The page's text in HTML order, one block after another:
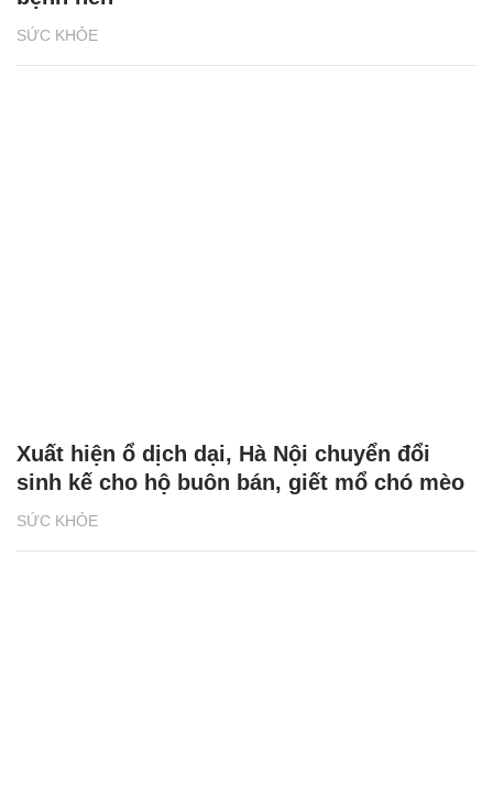
SỨC KHỎE
SỨC KHỎE
Xuất hiện ổ dịch dại, Hà Nội chuyển đổi
sinh kế cho hộ buôn bán, giết mổ chó mèo